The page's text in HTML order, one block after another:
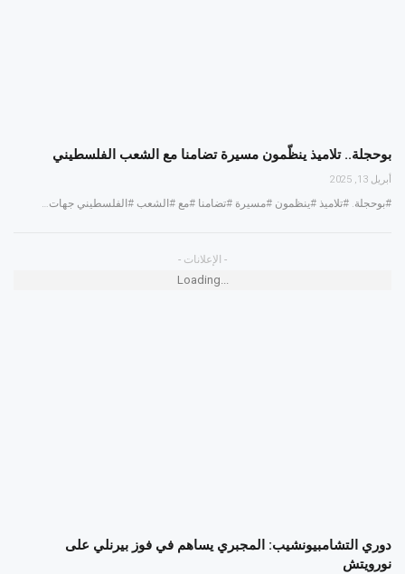
بوحجلة.. تلاميذ ينظّمون مسيرة تضامنا مع الشعب الفلسطيني
أبريل 13, 2025
#بوحجلة. #تلاميذ #ينظمون #مسيرة #تضامنا #مع #الشعب #الفلسطيني جهات…
- الإعلانات -
Loading...
دوري التشامبيونشيب: المجبري يساهم في فوز بيرنلي على
نورويتش